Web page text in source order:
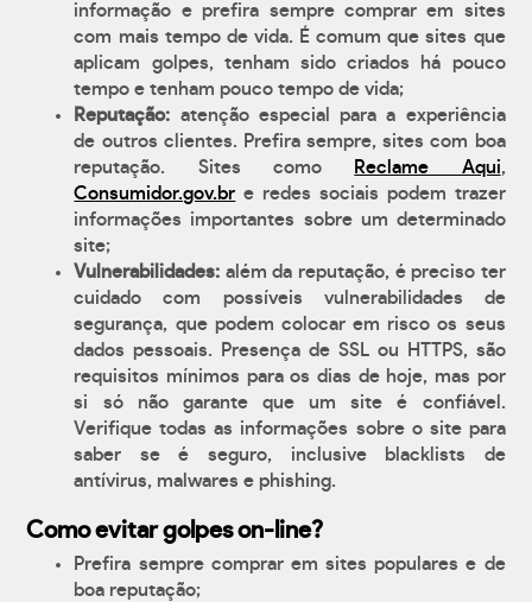
informação e prefira sempre comprar em sites
com mais tempo de vida. É comum que sites que
aplicam golpes, tenham sido criados há pouco
tempo e tenham pouco tempo de vida;
Reputação: atenção especial para a experiência
de outros clientes. Prefira sempre, sites com boa
reputação. Sites como
Reclame Aqui,
Consumidor.gov.br e redes sociais podem trazer
informações importantes sobre um determinado
site;
Vulnerabilidades: além da reputação, é preciso ter
cuidado com possíveis vulnerabilidades de
segurança, que podem colocar em risco os seus
dados pessoais. Presença de SSL ou HTTPS, são
requisitos mínimos para os dias de hoje, mas por
si só não garante que um site é confiável.
Verifique todas as informações sobre o site para
saber se é seguro, inclusive blacklists de
antívirus, malwares e phishing.
Como evitar golpes on-line?
Prefira sempre comprar em sites populares e de
boa reputação;